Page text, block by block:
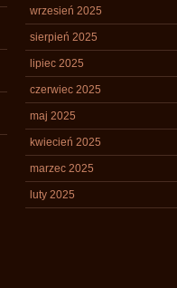
wrzesień 2025
sierpień 2025
lipiec 2025
czerwiec 2025
maj 2025
kwiecień 2025
marzec 2025
luty 2025